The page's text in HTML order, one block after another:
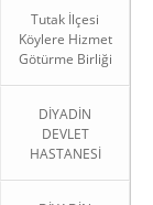
Tutak İlçesi
Köylere Hizmet
Götürme Birliği
DİYADİN
DEVLET
HASTANESİ